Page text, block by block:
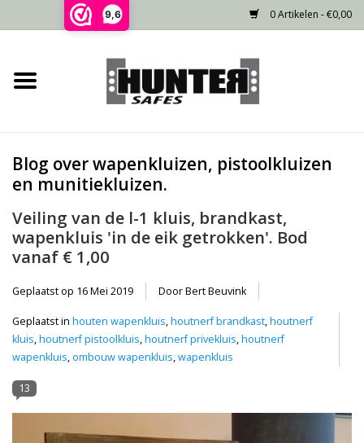
9,6 0 Artikelen - €0,00
Home
Gecertificeerd
Niet gecertificeerd
Kluisdeur
Opties
Blog
Blog over wapenkluizen, pistoolkluizen
en munitiekluizen.
Veiling van de l-1 kluis, brandkast,
wapenkluis 'in de eik getrokken'. Bod
vanaf € 1,00
Geplaatst op 16 Mei 2019 Door Bert Beuvink
Geplaatst in houten wapenkluis,houtnerf brandkast,houtnerf
kluis,houtnerf pistoolkluis,houtnerf privekluis,houtnerf
wapenkluis,ombouw wapenkluis,wapenkluis
13